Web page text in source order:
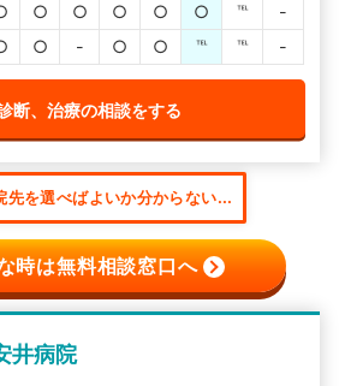
○ ○ ○ ○ ○ ℡
-
○ - ○ ○ ℡ ℡ -
断、治療の相談をする
先を選べばよいか分からない...
時は無料相談窓口へ
井病院